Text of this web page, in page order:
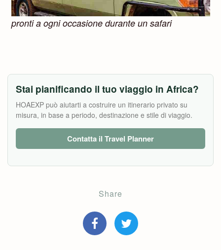
pronti a ogni occasione durante un safari
Stai pianificando il tuo viaggio in Africa?
HOAEXP può aiutarti a costruire un itinerario privato su
misura, in base a periodo, destinazione e stile di viaggio.
Contatta il Travel Planner
Share